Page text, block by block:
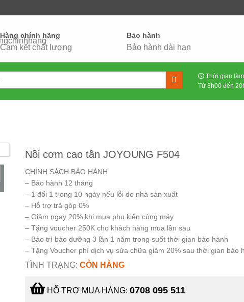
Hàng chính hãng
Cam kết chất lượng
Bảo hành
Bảo hành dài hạn
Thời gian
Từ 8h00 đến
Nồi cơm cao tần JOYOUNG F504
CHÍNH SÁCH BẢO HÀNH
– Bảo hành 12 tháng
– 1 đổi 1 trong 10 ngày nếu lỗi do nhà sản xuất
– Hỗ trợ trả góp 0%
– Giảm ngay 20% khi mua phụ kiện cùng máy
– Tặng voucher 250K cho khách hàng mua lần sau
– Bảo trì bảo dưỡng 3 lần 1 năm trong suốt thời gian bảo hành
– Tặng Voucher phí dịch vụ sửa chữa giảm 20% sau thời gian bảo
TÌNH TRẠNG: CÒN HÀNG
HỖ TRỢ MUA HÀNG: 0708 095 511